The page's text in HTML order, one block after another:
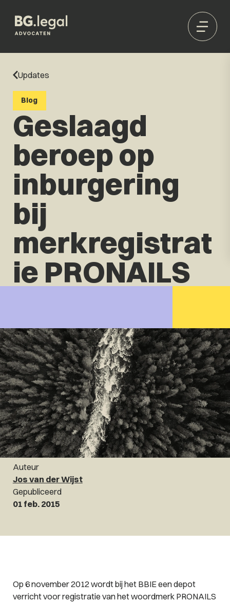
Updates
Blog
Geslaagd
beroep op
inburgering
bij
merkregistrat
ie PRONAILS
Auteur
Jos van der Wijst
Gepubliceerd
01 feb. 2015
Op 6 november 2012 wordt bij het BBIE een depot
verricht voor registratie van het woordmerk PRONAILS